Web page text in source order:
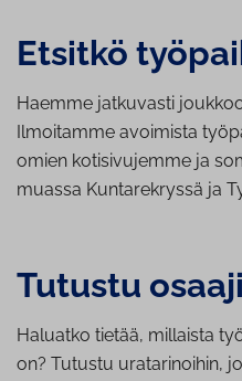
Etsitkö
Haemme jatkuvasti
Ilmoitamme avoimista
omien kotisivujemme ja
muassa Kuntarekryssä ja
Tutustu
Haluatko tietää, millaista
on? Tutustu uratarinoihin,